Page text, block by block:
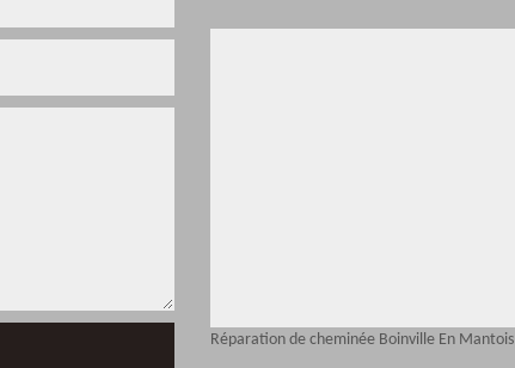
Réparation de cheminée Boinville En Mantois